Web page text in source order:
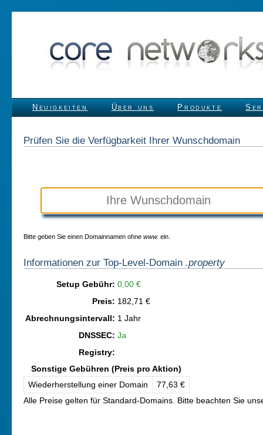
Neuigkeiten Über uns Produkte
Prüfen Sie die Verfügbarkeit Ihrer Wunschdomain
Bitte geben Sie einen Domainnamen ohne www. ein.
Informationen zur Top-Level-Domain .property
Setup Gebühr: 0,00 €
Preis: 182,71 €
Abrechnungsintervall: 1 Jahr
DNSSEC: Ja
Registry:
Sonstige Gebühren (Preis pro Aktion)
Wiederherstellung einer Domain
77,63 €
Alle Preise gelten für Standard-Domains. Bitte beachten Sie